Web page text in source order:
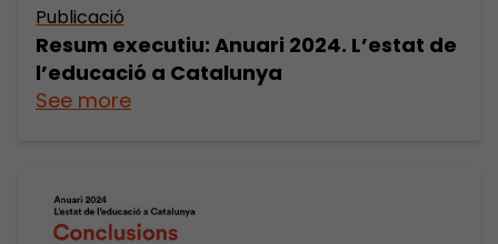
Publicació
Resum executiu: Anuari 2024. L’estat de
l’educació a Catalunya
See more